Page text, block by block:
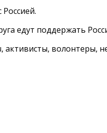
едут поддержать
волонтеры,